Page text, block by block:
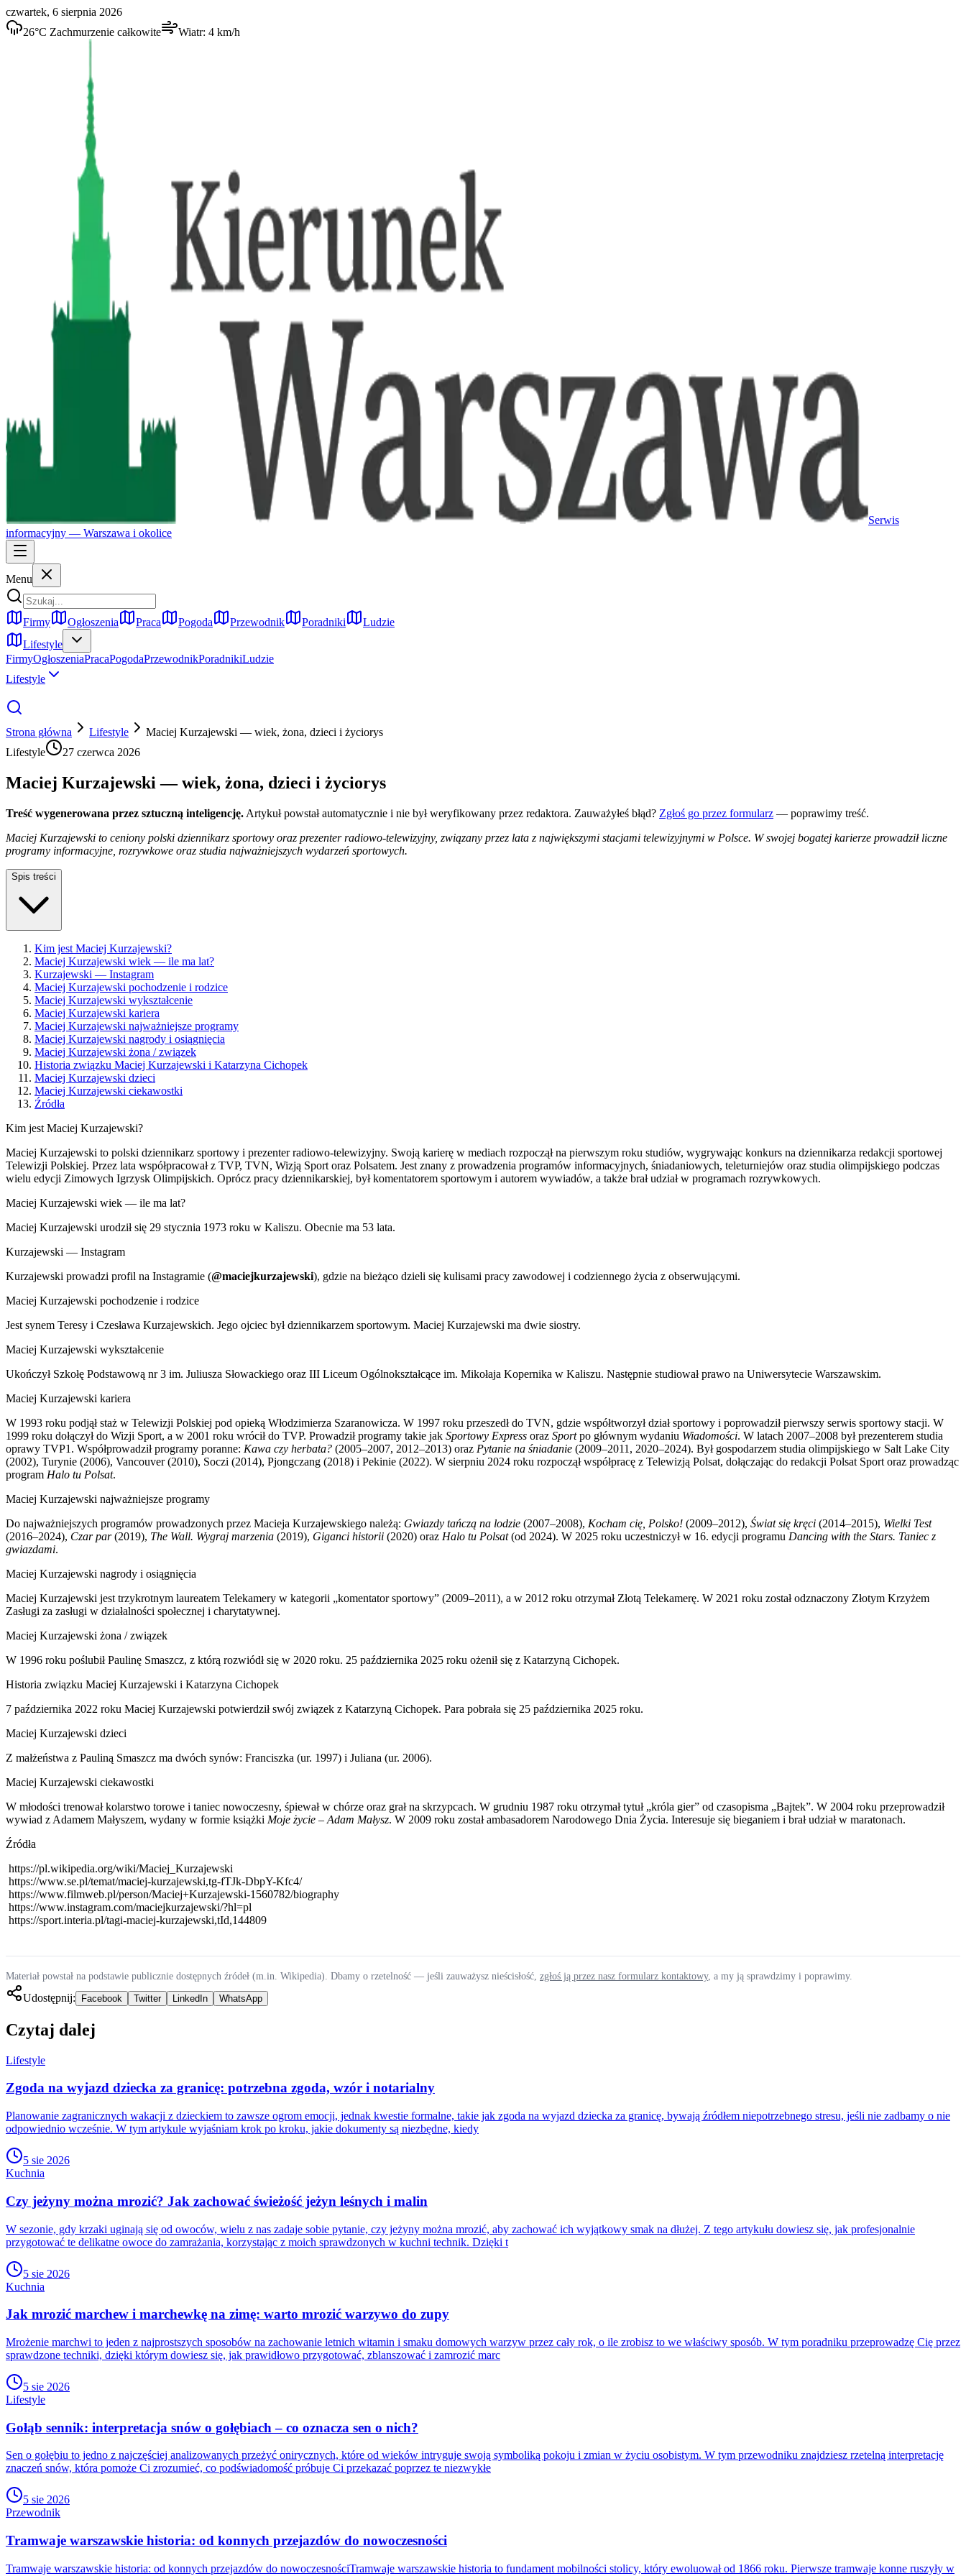
czwartek, 6 sierpnia 2026
26°C Zachmurzenie całkowite Wiatr: 4 km/h
Serwis
informacyjny — Warszawa i okolice
Menu
Firmy Ogłoszenia Praca Pogoda Przewodnik Poradniki
Ludzie
Lifestyle
FirmyOgłoszeniaPracaPogodaPrzewodnikPoradnikiLudzie
Lifestyle
Strona główna Lifestyle
Maciej Kurzajewski — wiek, żona, dzieci i życiorys
Lifestyle
27 czerwca 2026
Maciej Kurzajewski — wiek, żona, dzieci i życiorys
Treść wygenerowana przez sztuczną inteligencję. Artykuł powstał automatycznie i nie był weryfikowany przez redaktora. Zauważyłeś błąd? Zgłoś go przez formularz — poprawimy treść.
Maciej Kurzajewski to ceniony polski dziennikarz sportowy oraz prezenter radiowo-telewizyjny, związany przez lata z największymi stacjami telewizyjnymi w Polsce. W swojej bogatej karierze prowadził liczne
programy informacyjne, rozrywkowe oraz studia najważniejszych wydarzeń sportowych.
Spis treści
Kim jest Maciej Kurzajewski?
Maciej Kurzajewski wiek — ile ma lat?
Kurzajewski — Instagram
Maciej Kurzajewski pochodzenie i rodzice
Maciej Kurzajewski wykształcenie
Maciej Kurzajewski kariera
Maciej Kurzajewski najważniejsze programy
Maciej Kurzajewski nagrody i osiągnięcia
Maciej Kurzajewski żona / związek
Historia związku Maciej Kurzajewski i Katarzyna Cichopek
Maciej Kurzajewski dzieci
Maciej Kurzajewski ciekawostki
Źródła
Kim jest Maciej Kurzajewski?
Maciej Kurzajewski to polski dziennikarz sportowy i prezenter radiowo-telewizyjny. Swoją karierę w mediach rozpoczął na pierwszym roku studiów, wygrywając konkurs na dziennikarza redakcji sportowej
Telewizji Polskiej. Przez lata współpracował z TVP, TVN, Wizją Sport oraz Polsatem. Jest znany z prowadzenia programów informacyjnych, śniadaniowych, teleturniejów oraz studia olimpijskiego podczas
wielu edycji Zimowych Igrzysk Olimpijskich. Oprócz pracy dziennikarskiej, był komentatorem sportowym i autorem wywiadów, a także brał udział w programach rozrywkowych.
Maciej Kurzajewski wiek — ile ma lat?
Maciej Kurzajewski urodził się 29 stycznia 1973 roku w Kaliszu. Obecnie ma 53 lata.
Kurzajewski — Instagram
Kurzajewski prowadzi profil na Instagramie (@maciejkurzajewski), gdzie na bieżąco dzieli się kulisami pracy zawodowej i codziennego życia z obserwującymi.
Maciej Kurzajewski pochodzenie i rodzice
Jest synem Teresy i Czesława Kurzajewskich. Jego ojciec był dziennikarzem sportowym. Maciej Kurzajewski ma dwie siostry.
Maciej Kurzajewski wykształcenie
Ukończył Szkołę Podstawową nr 3 im. Juliusza Słowackiego oraz III Liceum Ogólnokształcące im. Mikołaja Kopernika w Kaliszu. Następnie studiował prawo na Uniwersytecie Warszawskim.
Maciej Kurzajewski kariera
W 1993 roku podjął staż w Telewizji Polskiej pod opieką Włodzimierza Szaranowicza. W 1997 roku przeszedł do TVN, gdzie współtworzył dział sportowy i poprowadził pierwszy serwis sportowy stacji. W
1999 roku dołączył do Wizji Sport, a w 2001 roku wrócił do TVP. Prowadził programy takie jak Sportowy Express oraz Sportpo głównym wydaniu Wiadomości. W latach 2007–2008 był prezenterem studia
oprawy TVP1. Współprowadził programy poranne: Kawa czy herbata? (2005–2007, 2012–2013) oraz Pytanie na śniadanie (2009–2011, 2020–2024). Był gospodarzem studia olimpijskiego w Salt Lake City
(2002), Turynie (2006), Vancouver (2010), Soczi (2014), Pjongczang (2018) i Pekinie (2022). W sierpniu 2024 roku rozpoczął współpracę z Telewizją Polsat, dołączając do redakcji Polsat Sport oraz prowadząc
program Halo tu Polsat.
Maciej Kurzajewski najważniejsze programy
Do najważniejszych programów prowadzonych przez Macieja Kurzajewskiego należą: Gwiazdy tańczą na lodzie (2007–2008), Kocham cię, Polsko! (2009–2012), Świat się kręci (2014–2015), Wielki Test
(2016–2024), Czar par(2019), The Wall. Wygraj marzenia (2019), Giganci historii (2020) oraz Halo tu Polsat(od 2024). W 2025 roku uczestniczył w 16. edycji programu Dancing with the Stars. Taniec z
gwiazdami.
Maciej Kurzajewski nagrody i osiągnięcia
Maciej Kurzajewski jest trzykrotnym laureatem Telekamery w kategorii „komentator sportowy” (2009–2011), a w 2012 roku otrzymał Złotą Telekamerę. W 2021 roku został odznaczony Złotym Krzyżem
Zasługi za zasługi w działalności społecznej i charytatywnej.
Maciej Kurzajewski żona / związek
W 1996 roku poślubił Paulinę Smaszcz, z którą rozwiódł się w 2020 roku. 25 października 2025 roku ożenił się z Katarzyną Cichopek.
Historia związku Maciej Kurzajewski i Katarzyna Cichopek
7 października 2022 roku Maciej Kurzajewski potwierdził swój związek z Katarzyną Cichopek. Para pobrała się 25 października 2025 roku.
Maciej Kurzajewski dzieci
Z małżeństwa z Pauliną Smaszcz ma dwóch synów: Franciszka (ur. 1997) i Juliana (ur. 2006).
Maciej Kurzajewski ciekawostki
W młodości trenował kolarstwo torowe i taniec nowoczesny, śpiewał w chórze oraz grał na skrzypcach. W grudniu 1987 roku otrzymał tytuł „króla gier” od czasopisma „Bajtek”. W 2004 roku przeprowadził
wywiad z Adamem Małyszem, wydany w formie książki Moje życie – Adam Małysz. W 2009 roku został ambasadorem Narodowego Dnia Życia. Interesuje się bieganiem i brał udział w maratonach.
Źródła
https://pl.wikipedia.org/wiki/Maciej_Kurzajewski
https://www.se.pl/temat/maciej-kurzajewski,tg-fTJk-DbpY-Kfc4/
https://www.filmweb.pl/person/Maciej+Kurzajewski-1560782/biography
https://www.instagram.com/maciejkurzajewski/?hl=pl
https://sport.interia.pl/tagi-maciej-kurzajewski,tId,144809
Materiał powstał na podstawie publicznie dostępnych źródeł (m.in. Wikipedia). Dbamy o rzetelność — jeśli zauważysz nieścisłość, zgłoś ją przez nasz formularz kontaktowy, a my ją sprawdzimy i poprawimy.
Udostępnij: Facebook Twitter LinkedIn WhatsApp
Czytaj dalej
Lifestyle
Zgoda na wyjazd dziecka za granicę: potrzebna zgoda, wzór i notarialny
Planowanie zagranicznych wakacji z dzieckiem to zawsze ogrom emocji, jednak kwestie formalne, takie jak zgoda na wyjazd dziecka za granicę, bywają źródłem niepotrzebnego stresu, jeśli nie zadbamy o nie
odpowiednio wcześnie. W tym artykule wyjaśniam krok po kroku, jakie dokumenty są niezbędne, kiedy
5 sie 2026
Kuchnia
Czy jeżyny można mrozić? Jak zachować świeżość jeżyn leśnych i malin
W sezonie, gdy krzaki uginają się od owoców, wielu z nas zadaje sobie pytanie, czy jeżyny można mrozić, aby zachować ich wyjątkowy smak na dłużej. Z tego artykułu dowiesz się, jak profesjonalnie
przygotować te delikatne owoce do zamrażania, korzystając z moich sprawdzonych w kuchni technik. Dzięki t
5 sie 2026
Kuchnia
Jak mrozić marchew i marchewkę na zimę: warto mrozić warzywo do zupy
Mrożenie marchwi to jeden z najprostszych sposobów na zachowanie letnich witamin i smaku domowych warzyw przez cały rok, o ile zrobisz to we właściwy sposób. W tym poradniku przeprowadzę Cię przez
sprawdzone techniki, dzięki którym dowiesz się, jak prawidłowo przygotować, zblanszować i zamrozić marc
5 sie 2026
Lifestyle
Gołąb sennik: interpretacja snów o gołębiach – co oznacza sen o nich?
Sen o gołębiu to jedno z najczęściej analizowanych przeżyć onirycznych, które od wieków intryguje swoją symboliką pokoju i zmian w życiu osobistym. W tym przewodniku znajdziesz rzetelną interpretację
znaczeń snów, która pomoże Ci zrozumieć, co podświadomość próbuje Ci przekazać poprzez te niezwykłe
5 sie 2026
Przewodnik
Tramwaje warszawskie historia: od konnych przejazdów do nowoczesności
Tramwaje warszawskie historia: od konnych przejazdów do nowoczesnościTramwaje warszawskie historia to fundament mobilności stolicy, który ewoluował od 1866 roku. Pierwsze tramwaje konne ruszyły w